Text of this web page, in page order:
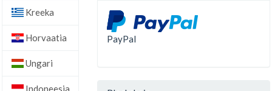
Kreeka
Horvaatia
Ungari
Indoneesia
PayPal